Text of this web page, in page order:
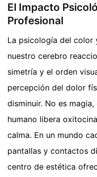
El Impacto
Profesional
La psicología del color
nuestro cerebro
simetría y el orden
percepción del dolor
disminuir. No es
humano libera
calma. En un mundo
pantallas y contactos
centro de estética